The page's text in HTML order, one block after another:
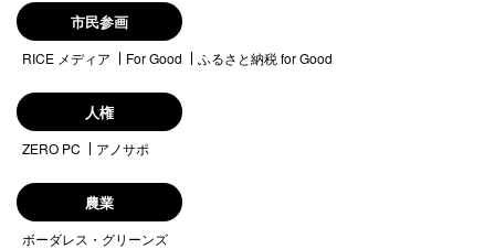
市民参画
RICE メディア For Good ふるさと納税 for Good
人権
ZERO PC アノサポ
農業
ボーダレス・グリーンズ